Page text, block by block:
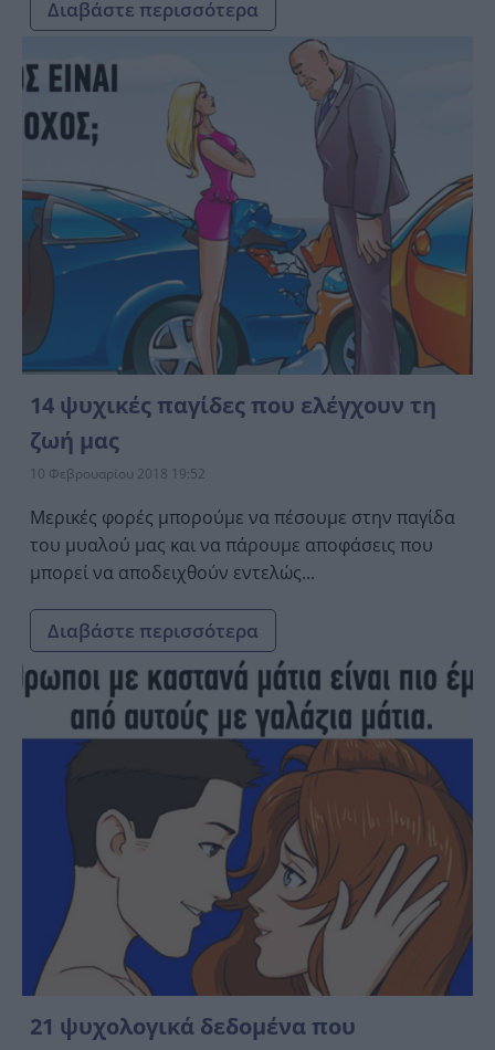
Διαβάστε περισσότερα
14 ψυχικές παγίδες που ελέγχουν τη
ζωή μας
10 Φεβρουαρίου 2018 19:52
Μερικές φορές μπορούμε να πέσουμε στην παγίδα
του μυαλού μας και να πάρουμε αποφάσεις που
μπορεί να αποδειχθούν εντελώς...
Διαβάστε περισσότερα
21 ψυχολογικά δεδομένα που